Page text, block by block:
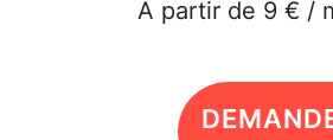
À partir de 9 € /